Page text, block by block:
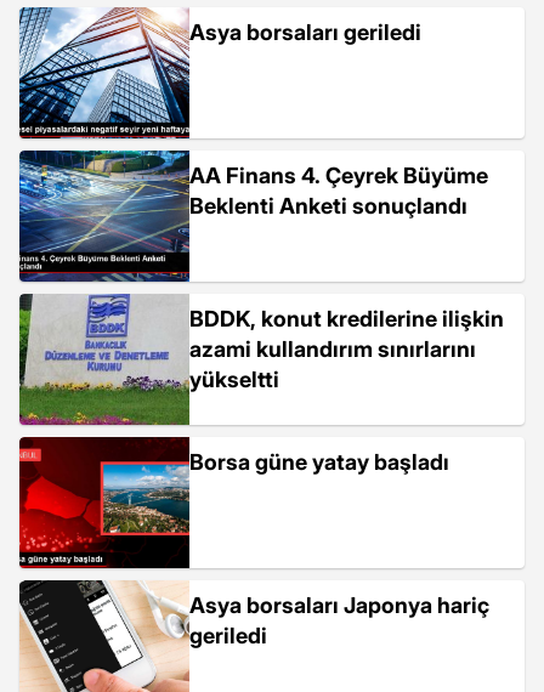
Asya borsaları geriledi
AA Finans 4. Çeyrek Büyüme
Beklenti Anketi sonuçlandı
BDDK, konut kredilerine ilişkin
azami kullandırım sınırlarını
yükseltti
Borsa güne yatay başladı
Asya borsaları Japonya hariç
geriledi